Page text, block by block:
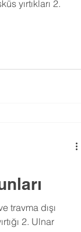
yırtıkları 2.
travma dışı
2. Ulnar